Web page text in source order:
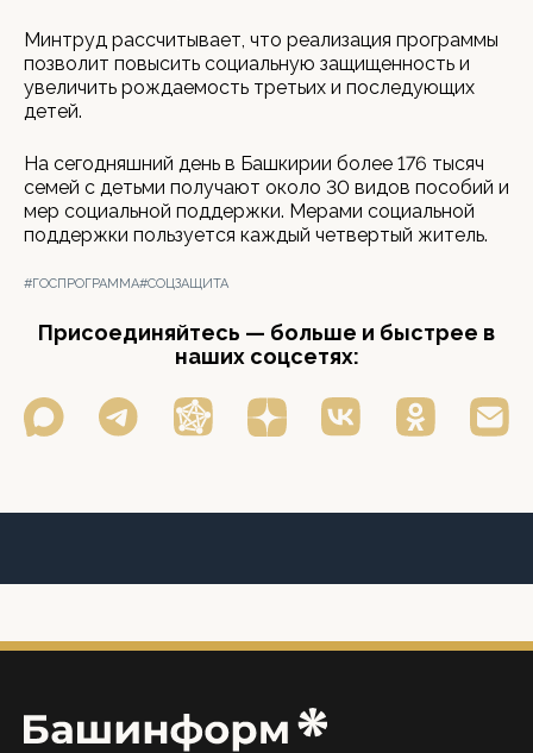
Минтруд рассчитывает, что реализация программы
позволит повысить социальную защищенность и
увеличить рождаемость третьих и последующих
детей.
На сегодняшний день в Башкирии более 176 тысяч
семей с детьми получают около 30 видов пособий и
мер социальной поддержки. Мерами социальной
поддержки пользуется каждый четвертый житель.
#ГОСПРОГРАММА#СОЦЗАЩИТА
Присоединяйтесь — больше и быстрее в
наших соцсетях: